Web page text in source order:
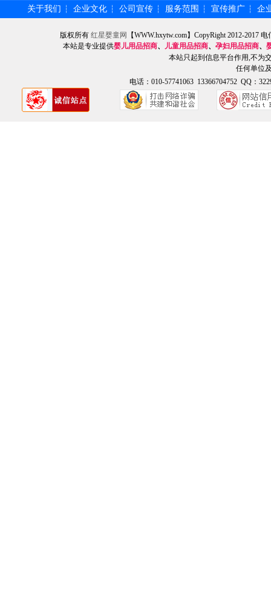
关于我们 ┆ 企业文化 ┆ 公司宣传 ┆ 服务范围 ┆ 宣传推广 ┆ 企
版权所有 红星婴童网
【WWW.hxytw.com】CopyRight 2012-2017
本站是专业提供婴儿用品招商、 儿童用品招商、 孕妇用品招商、
本站只起到信息平台作用,不为
任何单位
电话：010-57741063 13366704752 QQ：